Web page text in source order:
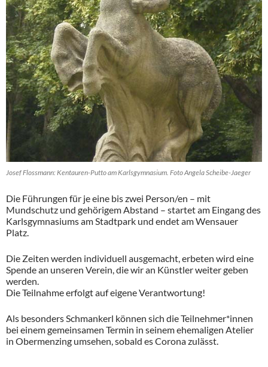
Josef Flossmann: Kentauren-Putto am Karlsgymnasium. Foto Angela Scheibe-Jaeger
Die Führungen für je eine bis zwei Person/en – mit
Mundschutz und gehörigem Abstand – startet am Eingang des
Karlsgymnasiums am Stadtpark und endet am Wensauer
Platz.
Die Zeiten werden individuell ausgemacht, erbeten wird eine
Spende an unseren Verein, die wir an Künstler weiter geben
werden.
Die Teilnahme erfolgt auf eigene Verantwortung!
Als besonders Schmankerl können sich die Teilnehmer*innen
bei einem gemeinsamen Termin in seinem ehemaligen Atelier
in Obermenzing umsehen, sobald es Corona zulässt.